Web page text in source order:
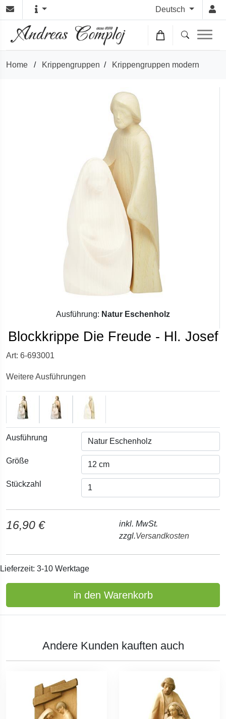
Deutsch
Home / Krippengruppen / Krippengruppen modern
Ausführung: Natur Eschenholz
Blockkrippe Die Freude - Hl. Josef
Art: 6-693001
Weitere Ausführungen
Ausführung
Größe
Stückzahl
16,90 €
inkl. MwSt.
zzgl.Versandkosten
Lieferzeit: 3-10 Werktage
in den Warenkorb
Andere Kunden kauften auch